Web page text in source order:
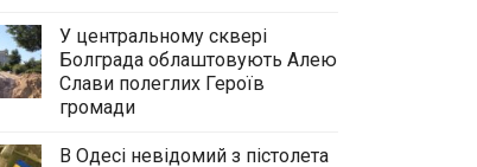
У центральному сквері
Болграда облаштовують Алею
Слави полеглих Героїв
громади
В Одесі невідомий з пістолета